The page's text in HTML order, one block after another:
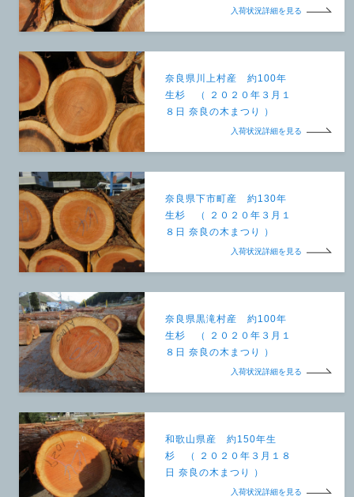
入荷状況詳細を見る
奈良県川上村産 約100年
生杉 （ ２０２０年３月１
８日 奈良の木まつり ）
入荷状況詳細を見る
奈良県下市町産 約130年
生杉 （ ２０２０年３月１
８日 奈良の木まつり ）
入荷状況詳細を見る
奈良県黒滝村産 約100年
生杉 （ ２０２０年３月１
８日 奈良の木まつり ）
入荷状況詳細を見る
和歌山県産 約150年生
杉 （ ２０２０年３月１８
日 奈良の木まつり ）
入荷状況詳細を見る